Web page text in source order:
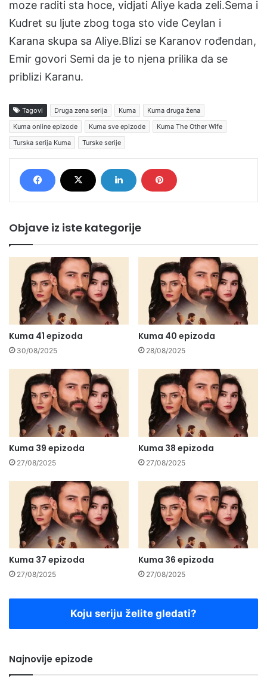
moze raditi sta hoce, vidjati Aliye kada zeli.Sema i
Kudret su ljute zbog toga sto vide Ceylan i
Karana skupa sa Aliye.Blizi se Karanov rođendan,
Emir govori Semi da je to njena prilika da se
priblizi Karanu.
Tagovi Druga zena serija Kuma
Kuma druga žena
Kuma online epizode
Kuma sve epizode
Kuma The Other Wife
Turska serija Kuma
Turske serije
Objave iz iste kategorije
Kuma 41 epizoda
30/08/2025
Kuma 40 epizoda
28/08/2025
Kuma 39 epizoda
27/08/2025
Kuma 38 epizoda
27/08/2025
Kuma 37 epizoda
27/08/2025
Kuma 36 epizoda
27/08/2025
Koju seriju želite gledati?
Najnovije epizode